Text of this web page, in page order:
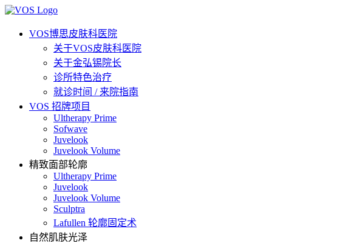
VOS博思皮肤科医院
关于VOS皮肤科医院
关于金弘锡院长
诊所特色治疗
就诊时间 / 来院指南
VOS 招牌项目
Ultherapy Prime
Sofwave
Juvelook
Juvelook Volume
精致面部轮廓
Ultherapy Prime
Juvelook
Juvelook Volume
Sculptra
Lafullen 轮廓固定术
自然肌肤光泽